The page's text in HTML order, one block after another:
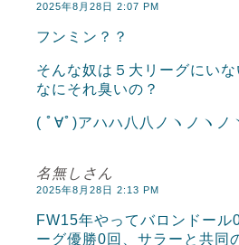
2025年8月28日 2:07 PM
フンミン？？
そんな奴は５大リーグにい
なにそれ臭いの？
( ﾟ∀ﾟ)アハハ八八ノヽノヽノ
名無しさん
2025年8月28日 2:13 PM
FW15年やってバロンドール
ーグ優勝0回、サラーと共同